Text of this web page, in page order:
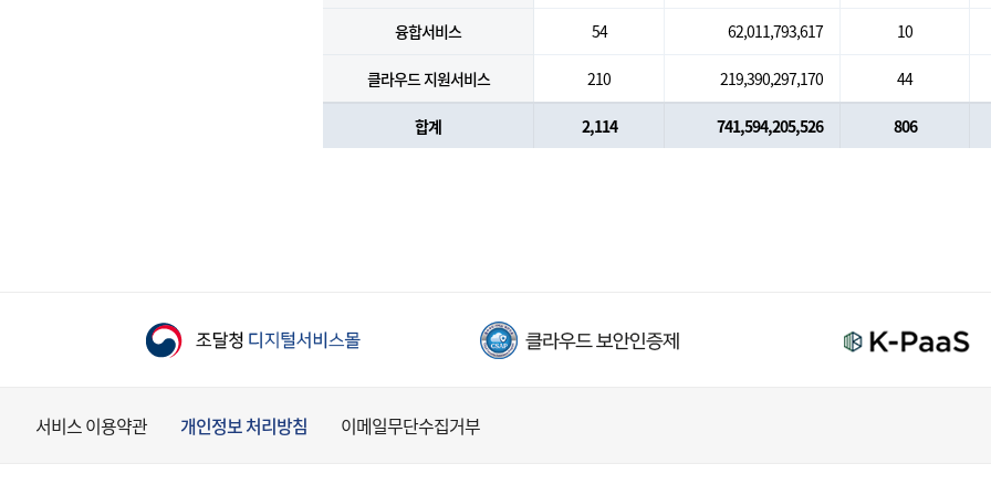
융합서비스 54 62,011,793,617 10
클라우드 지원서비스 210 219,390,297,170 44
합계 2,114 741,594,205,526 806
서비스 이용약관 개인정보 처리방침 이메일무단수집거부